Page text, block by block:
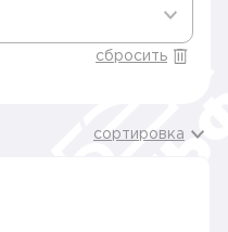
сбросить
сортировка